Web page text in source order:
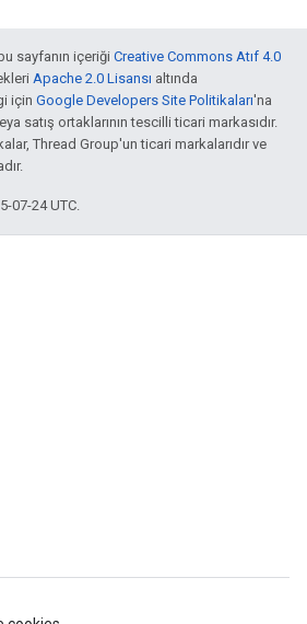
sayfanın içeriği Creative Commons Atıf 4.0
Apache 2.0 Lisansı altında
için Google Developers Site Politikaları'na
satış ortaklarının tescilli ticari markasıdır.
Thread Group'un ticari markalarıdır ve
07-24 UTC.